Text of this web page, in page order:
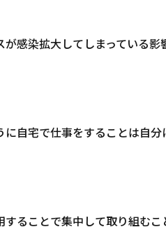
感染拡大してしまっている
自宅で仕事をすることは自
ることで集中して取り組むこ